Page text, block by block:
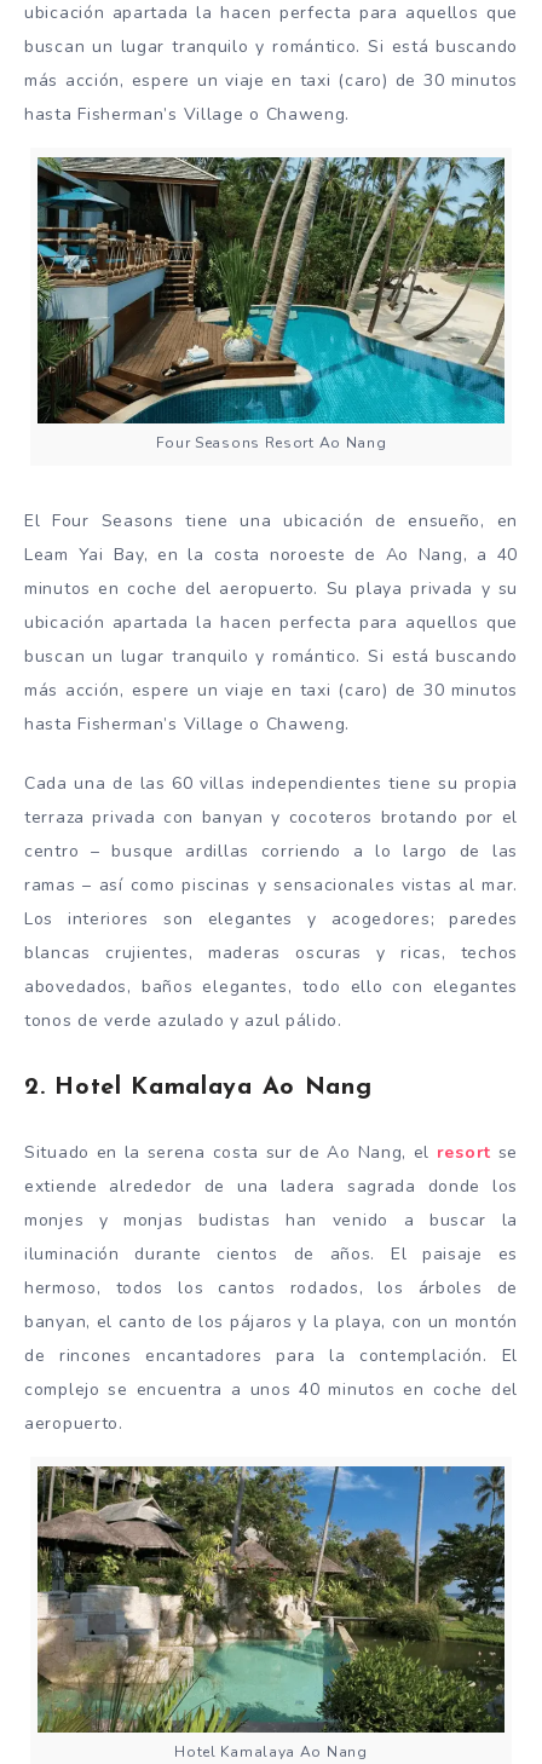
ubicación apartada la hacen perfecta para aquellos que
buscan un lugar tranquilo y romántico. Si está buscando
más acción, espere un viaje en taxi (caro) de 30 minutos
hasta Fisherman’s Village o Chaweng.
Four Seasons Resort Ao Nang
El Four Seasons tiene una ubicación de ensueño, en
Leam Yai Bay, en la costa noroeste de Ao Nang, a 40
minutos en coche del aeropuerto. Su playa privada y su
ubicación apartada la hacen perfecta para aquellos que
buscan un lugar tranquilo y romántico. Si está buscando
más acción, espere un viaje en taxi (caro) de 30 minutos
hasta Fisherman’s Village o Chaweng.
Cada una de las 60 villas independientes tiene su propia
terraza privada con banyan y cocoteros brotando por el
centro – busque ardillas corriendo a lo largo de las
ramas – así como piscinas y sensacionales vistas al mar.
Los interiores son elegantes y acogedores; paredes
blancas crujientes, maderas oscuras y ricas, techos
abovedados, baños elegantes, todo ello con elegantes
tonos de verde azulado y azul pálido.
2. Hotel Kamalaya Ao Nang
Situado en la serena costa sur de Ao Nang, el resort se
extiende alrededor de una ladera sagrada donde los
monjes y monjas budistas han venido a buscar la
iluminación durante cientos de años. El paisaje es
hermoso, todos los cantos rodados, los árboles de
banyan, el canto de los pájaros y la playa, con un montón
de rincones encantadores para la contemplación. El
complejo se encuentra a unos 40 minutos en coche del
aeropuerto.
Hotel Kamalaya Ao Nang